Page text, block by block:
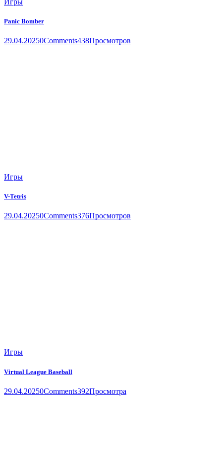
Panic Bomber
29.04.20250Comments438Просмотров
Игры
V-Tetris
29.04.20250Comments376Просмотров
Игры
Virtual League Baseball
29.04.20250Comments392Просмотра